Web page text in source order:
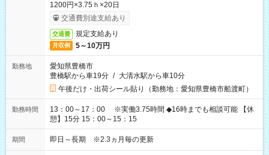
1200円×3.75ｈ×20日
交通費別途支給あり
交通費 規定支給あり
月収例 5～10万円
勤務地
愛知県豊橋市
豊橋駅から車19分 / 大清水駅から車10分
午後だけ・出荷シール貼り（勤務地：愛知県豊橋市船渡町）
勤務時間
13：00～17：00 ※実働3.75時間 ◆16時までも相談可能 【休
憩】15分 15：00～15：15
期間 即日～長期 ※2.3ヵ月毎の更新